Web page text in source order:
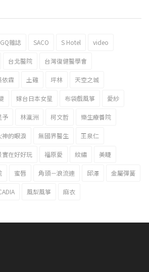
岸國際風箏節「風在石起」霸氣回歸
GQ雜誌 SACO S Hotel video
台北醫院 台灣復健醫學會
依霖 土雞 坪林 天空之城
嫁台日本女星 布袋戲風箏 愛紗
予 林瀛洲 柯文哲 樂生療養院
神的眼淚 無國界醫生 王泉仁
實在好好玩 福原愛 紋繡 美睫
蜜唇 角頭－浪流連 邱澤 金屬彈簧
風梨風箏 麻衣